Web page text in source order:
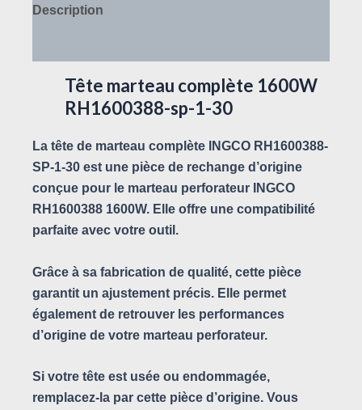
Description
Tête marteau complète 1600W
RH1600388-sp-1-30
La tête de marteau complète INGCO RH1600388-
SP-1-30 est une pièce de rechange d’origine
conçue pour le marteau perforateur INGCO
RH1600388 1600W. Elle offre une compatibilité
parfaite avec votre outil.
Grâce à sa fabrication de qualité, cette pièce
garantit un ajustement précis. Elle permet
également de retrouver les performances
d’origine de votre marteau perforateur.
Si votre tête est usée ou endommagée,
remplacez-la par cette pièce d’origine. Vous